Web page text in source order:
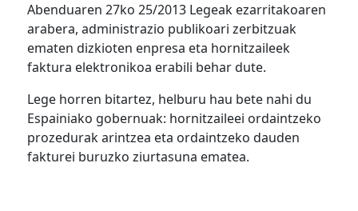
Abenduaren 27ko 25/2013 Legeak ezarritakoaren
arabera, administrazio publikoari zerbitzuak
ematen dizkioten enpresa eta hornitzaileek
faktura elektronikoa erabili behar dute.
Lege horren bitartez, helburu hau bete nahi du
Espainiako gobernuak: hornitzaileei ordaintzeko
prozedurak arintzea eta ordaintzeko dauden
fakturei buruzko ziurtasuna ematea.